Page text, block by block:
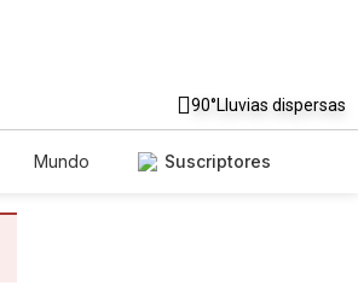
90°Lluvias dispersas
Mundo
Suscriptores